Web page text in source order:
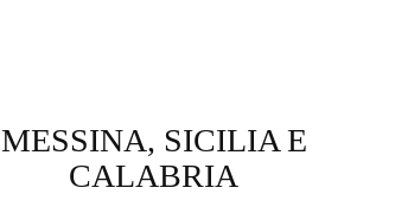
MESSINA, SICILIA E
CALABRIA